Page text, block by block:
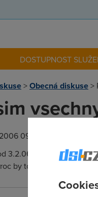
DOSTUPNOST
>Obecná diskuse>
09:05:57)
3.2.06, kdy mi navysili
by to delal? Jiz jsem